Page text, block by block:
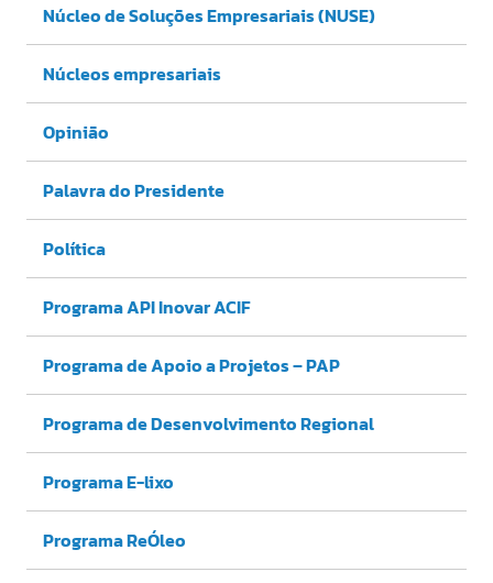
Núcleo de Soluções Empresariais (NUSE)
Núcleos empresariais
Opinião
Palavra do Presidente
Política
Programa API Inovar ACIF
Programa de Apoio a Projetos – PAP
Programa de Desenvolvimento Regional
Programa E-lixo
Programa ReÓleo